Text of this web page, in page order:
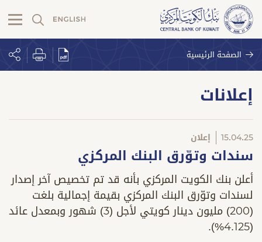
الصفحة الرئيسية
إعلانات
15.04.25 إعلان
سندات وتوّرق البنك المركزي
أعلن بنك الكويت المركزي بأنه قد تم تخصيص آخر إصدار
لسندات وتوّرق البنك المركزي بقيمة إجمالية بلغت
(200) مليون دينار كويتي لأجل (3) شهور وبمعدل عائد
(4.125%).